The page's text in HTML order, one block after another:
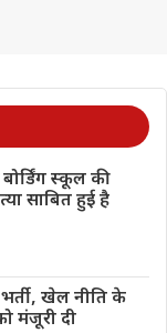
बोर्डिंग स्कूल की
साबित हुई है
खेल नीति के
मंजूरी दी